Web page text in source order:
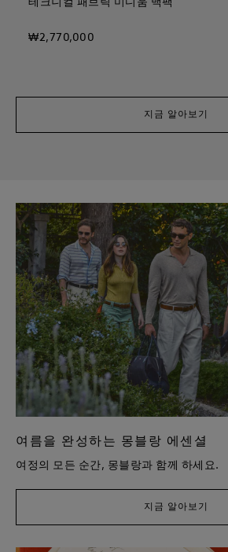
₩2,770,000
지금 알아보기
여름을 완성하는 몽블랑 에센셜
여정의 모든 순간, 몽블랑과 함께 하세요.
지금 알아보기